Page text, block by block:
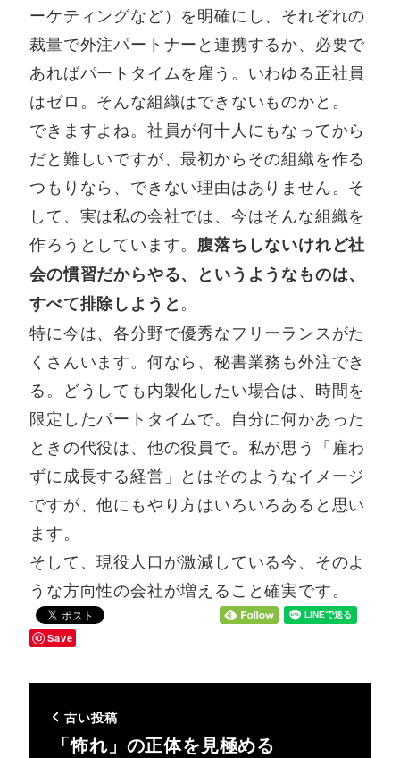
ーケティングなど）を明確にし、それぞれの
裁量で外注パートナーと連携するか、必要で
あればパートタイムを雇う。いわゆる正社員
はゼロ。そんな組織はできないものかと。
できますよね。社員が何十人にもなってから
だと難しいですが、最初からその組織を作る
つもりなら、できない理由はありません。そ
して、実は私の会社では、今はそんな組織を
作ろうとしています。 腹落ちしないけれど社
会の慣習だからやる、というようなものは、
すべて排除しようと。
特に今は、各分野で優秀なフリーランスがた
くさんいます。何なら、秘書業務も外注でき
る。どうしても内製化したい場合は、時間を
限定したパートタイムで。自分に何かあった
ときの代役は、他の役員で。私が思う「雇わ
ずに成長する経営」とはそのようなイメージ
ですが、他にもやり方はいろいろあると思い
ます。
そして、現役人口が激減している今、そのよ
うな方向性の会社が増えること確実です。
Save
古い投稿
「怖れ」の正体を見極める